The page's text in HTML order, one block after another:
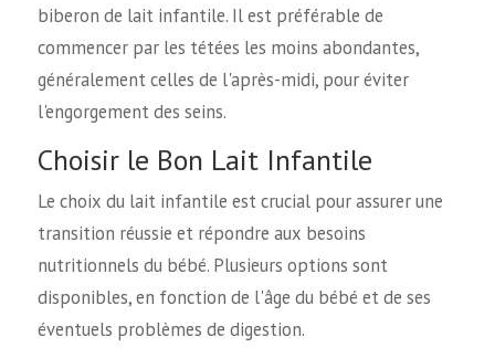
biberon de lait infantile. Il est préférable de
commencer par les tétées les moins abondantes,
généralement celles de l'après-midi, pour éviter
l'engorgement des seins.
Choisir le Bon Lait Infantile
Le choix du lait infantile est crucial pour assurer une
transition réussie et répondre aux besoins
nutritionnels du bébé. Plusieurs options sont
disponibles, en fonction de l'âge du bébé et de ses
éventuels problèmes de digestion.